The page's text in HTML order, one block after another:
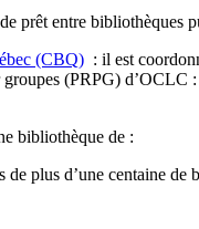
prêt entre bibliothèques
(CBQ) : il est
(PRPG)
bibliothèque de :
de plus d’une centaine